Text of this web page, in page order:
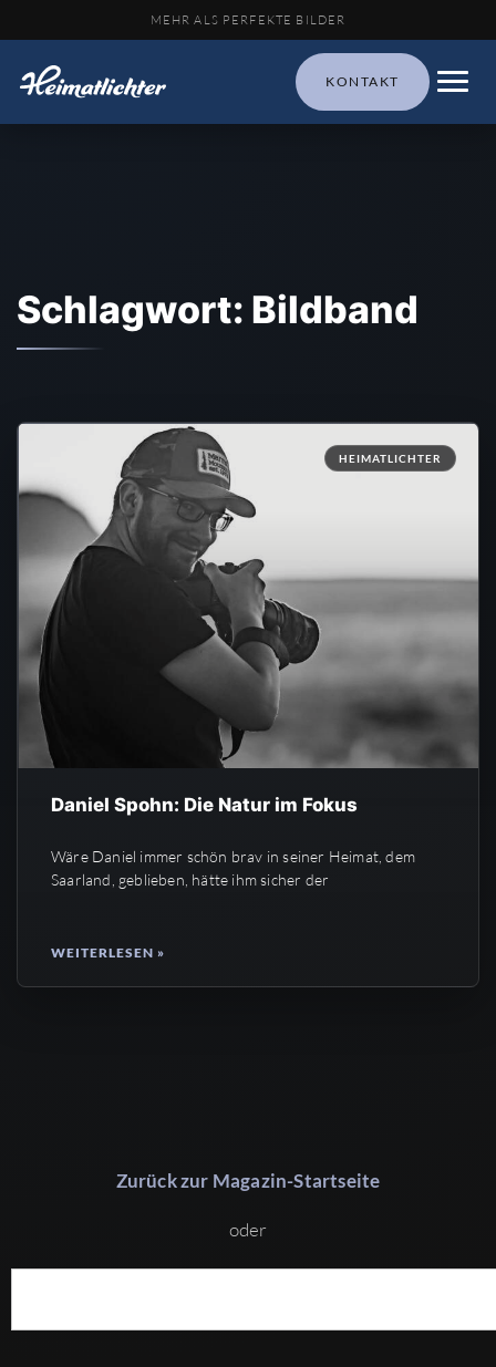
MEHR ALS PERFEKTE BILDER
KONTAKT
Schlagwort: Bildband
HEIMATLICHTER
Daniel Spohn: Die Natur im Fokus
Wäre Daniel immer schön brav in seiner Heimat, dem
Saarland, geblieben, hätte ihm sicher der
WEITERLESEN »
Zurück zur Magazin-Startseite
oder